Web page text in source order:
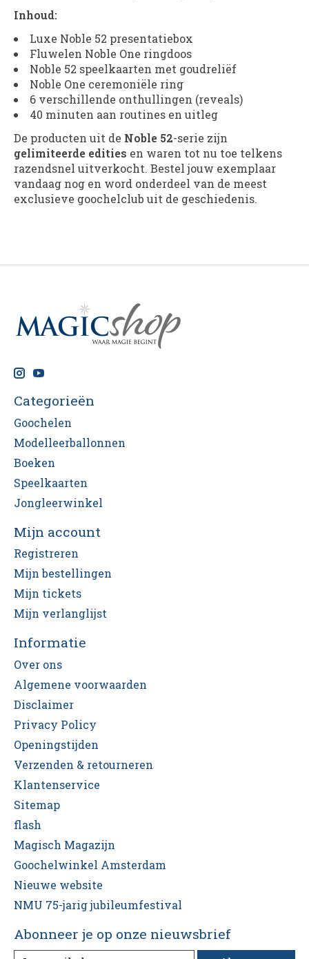
Inhoud:
Luxe Noble 52 presentatiebox
Fluwelen Noble One ringdoos
Noble 52 speelkaarten met goudreliëf
Noble One ceremoniële ring
6 verschillende onthullingen (reveals)
40 minuten aan routines en uitleg
De producten uit de Noble 52-serie zijn
gelimiteerde edities en waren tot nu toe telkens
razendsnel uitverkocht. Bestel jouw exemplaar
vandaag nog en word onderdeel van de meest
exclusieve goochelclub uit de geschiedenis.
Categorieën
Goochelen
Modelleerballonnen
Boeken
Speelkaarten
Jongleerwinkel
Mijn account
Registreren
Mijn bestellingen
Mijn tickets
Mijn verlanglijst
Informatie
Over ons
Algemene voorwaarden
Disclaimer
Privacy Policy
Openingstijden
Verzenden & retourneren
Klantenservice
Sitemap
flash
Magisch Magazijn
Goochelwinkel Amsterdam
Nieuwe website
NMU 75-jarig jubileumfestival
Abonneer je op onze nieuwsbrief